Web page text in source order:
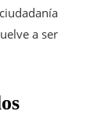
a ser